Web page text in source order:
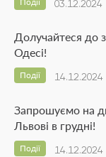
03.12.2024
Долучайтеся до
Одесі!
14.12.2024
Події
Запрошуємо на
Львові в грудні!
14.12.2024
Події